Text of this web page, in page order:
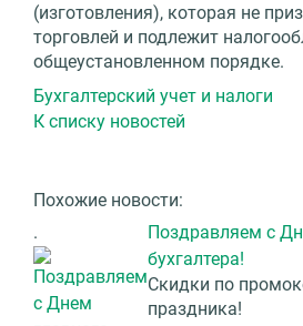
(изготовления), которая не
торговлей и подлежит
общеустановленном порядке.
Бухгалтерский учет и налоги
К списку новостей
Похожие новости:
.
Поздравляем с
бухгалтера!
Скидки по
праздника!